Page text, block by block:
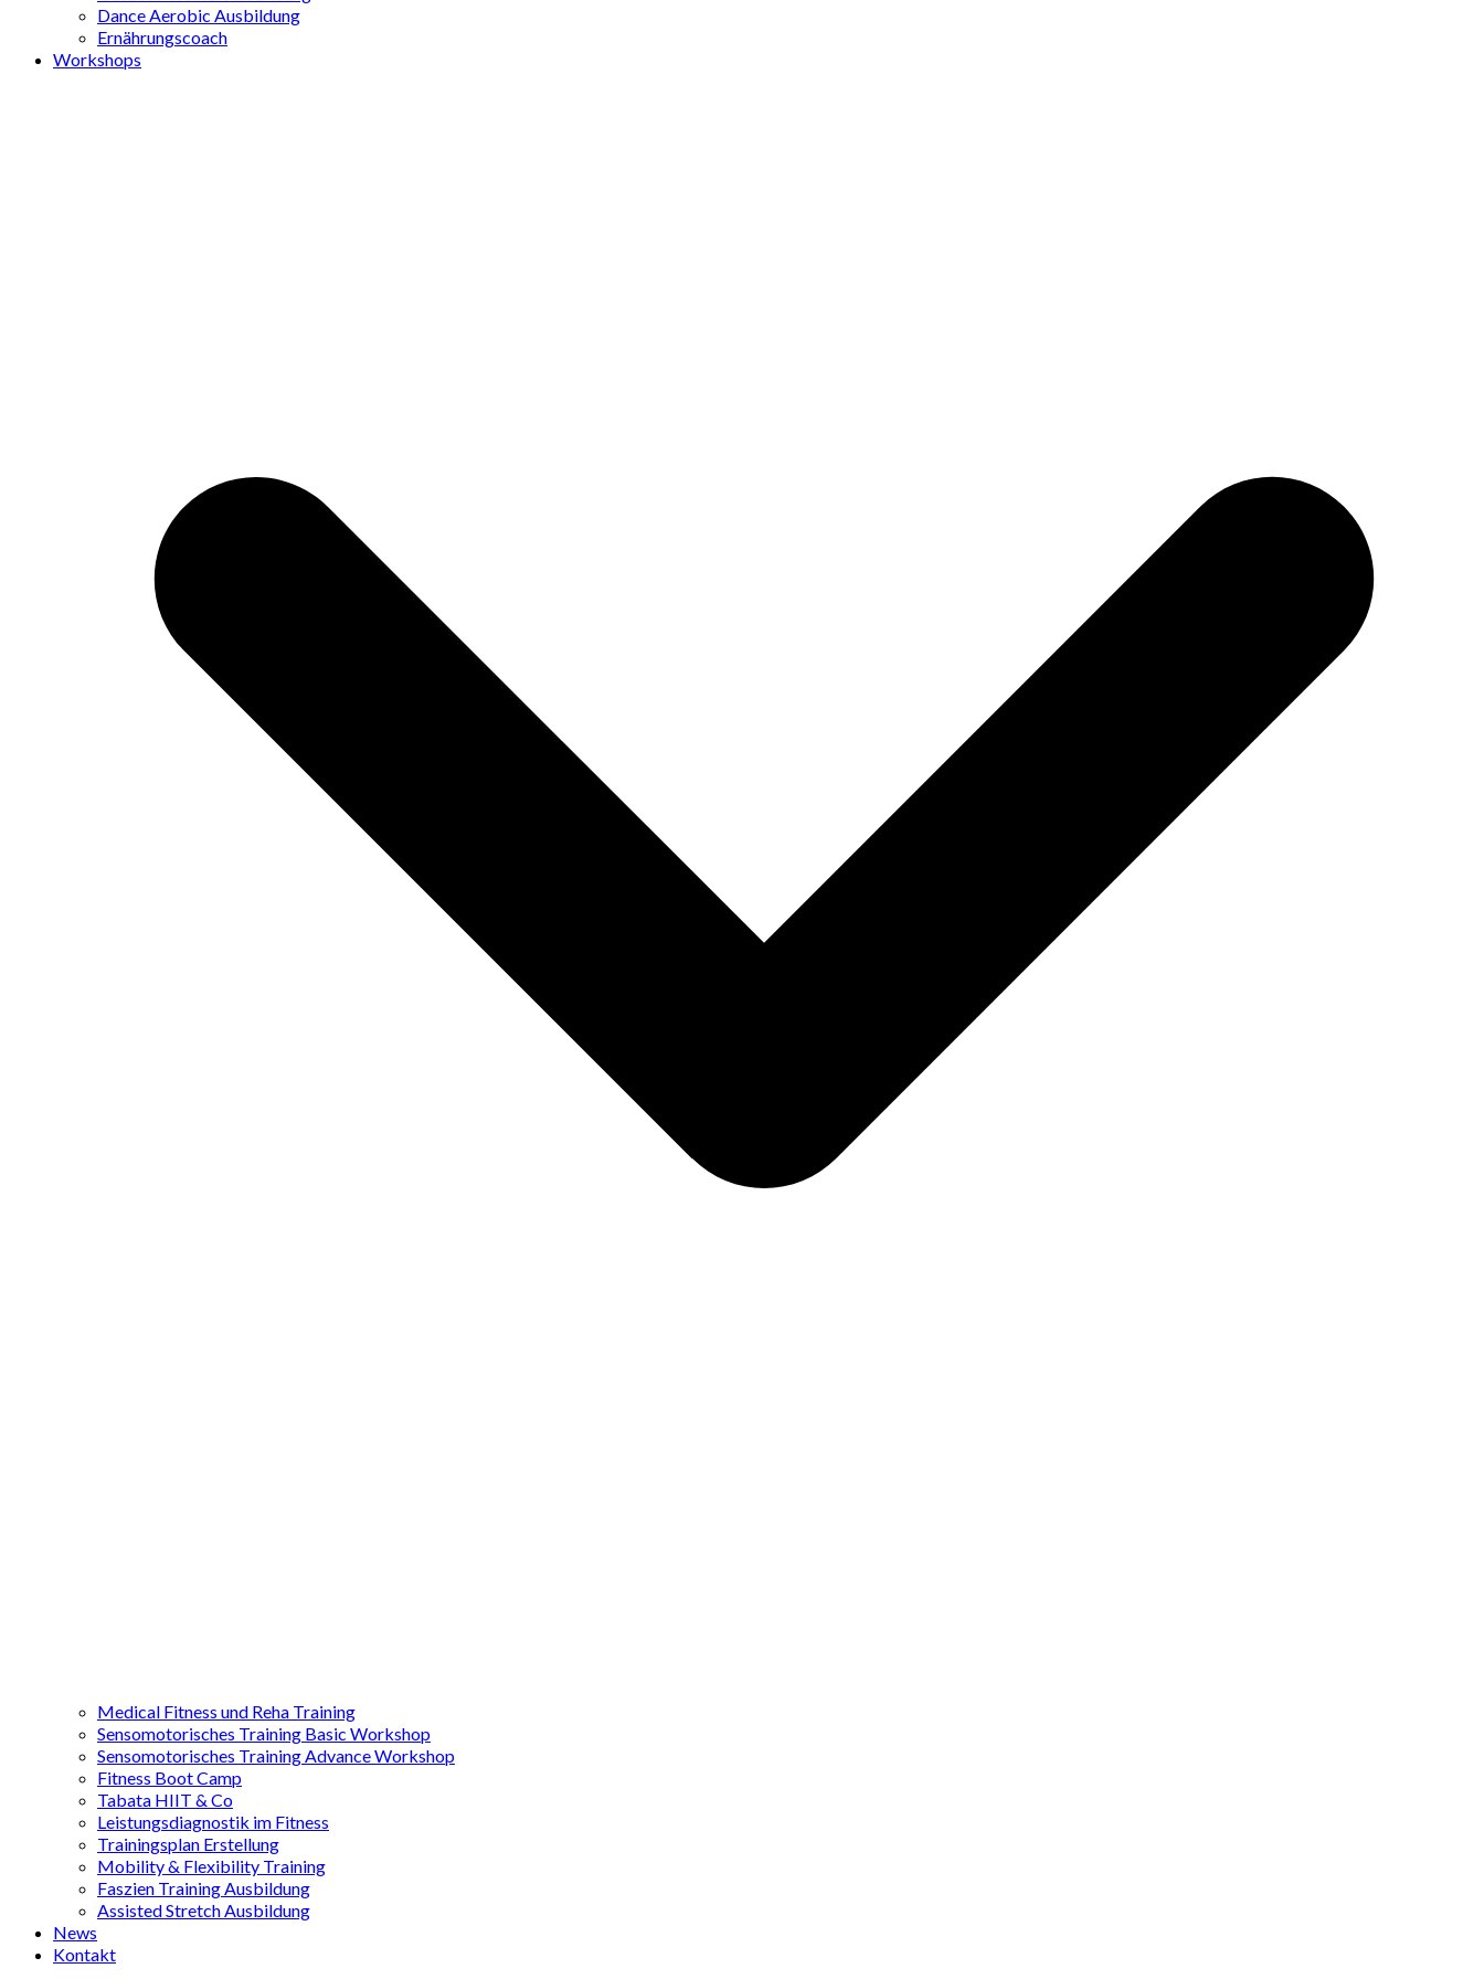
Dance Aerobic Ausbildung
Ernährungscoach
Workshops
Medical Fitness und Reha Training
Sensomotorisches Training Basic Workshop
Sensomotorisches Training Advance Workshop
Fitness Boot Camp
Tabata HIIT & Co
Leistungsdiagnostik im Fitness
Trainingsplan Erstellung
Mobility & Flexibility Training
Faszien Training Ausbildung
Assisted Stretch Ausbildung
News
Kontakt